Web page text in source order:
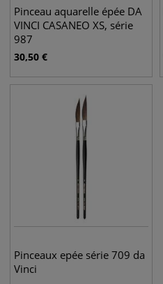
Pinceau aquarelle épée DA
VINCI CASANEO XS, série
987
30,50 €
Pinceaux epée série 709 da
Vinci